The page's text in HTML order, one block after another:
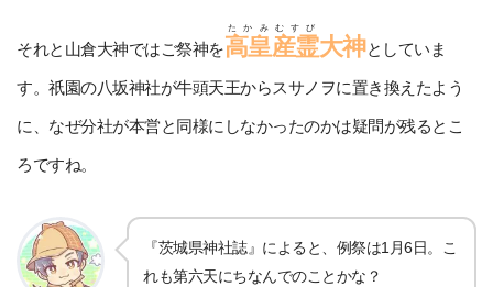
それと山倉大神ではご祭神を高皇産霊
たかみむすび
大神としていま
す。祇園の八坂神社が牛頭天王からスサノヲに置き換えたよう
に、なぜ分社が本営と同様にしなかったのかは疑問が残るとこ
ろですね。
『茨城県神社誌』によると、例祭は1月6日。こ
れも第六天にちなんでのことかな？